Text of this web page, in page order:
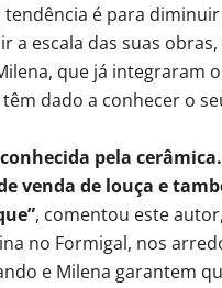
tendência é para
a escala das suas
que já integraram
dado a conhecer o
pela
venda de louça e
, comentou este
no Formigal, nos
e Milena garantem